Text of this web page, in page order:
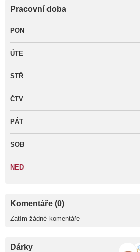
Pracovní doba
PON
ÚTE
STŘ
ČTV
PÁT
SOB
NED
Komentáře (0)
Zatím žádné komentáře
Dárky